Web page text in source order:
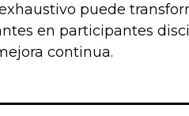
puede
en participantes
continua.